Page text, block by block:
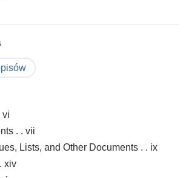
vi
. . vii
Lists, and Other Documents . . ix
xiv